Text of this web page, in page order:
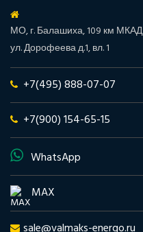
МО, г. Балашиха, 109 км МКАД
ул. Дорофеева д.1, вл. 1
+7(495) 888-07-07
+7(900) 154-65-15
WhatsApp
MAX
sale@valmaks-energo.ru